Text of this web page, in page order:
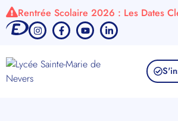
Rentrée Scolaire 2026 : Les Dates